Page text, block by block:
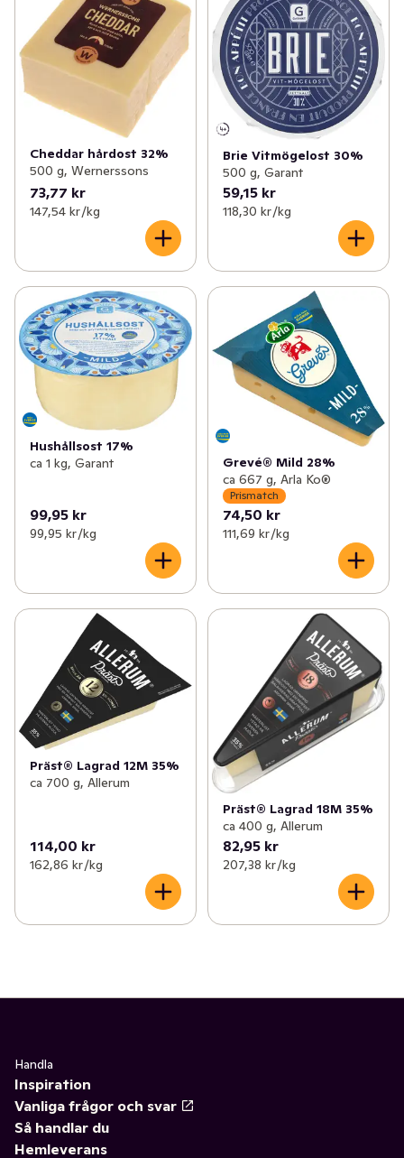
Cheddar hårdost 32%
500 g, Wernerssons
73,77 kr
147,54 kr /kg
Brie Vitmögelost 30%
500 g, Garant
59,15 kr
118,30 kr /kg
Hushållsost 17%
ca 1 kg, Garant
99,95 kr
99,95 kr /kg
Grevé® Mild 28%
ca 667 g, Arla Ko®
Prismatch
74,50 kr
111,69 kr /kg
Präst® Lagrad 12M 35%
ca 700 g, Allerum
114,00 kr
162,86 kr /kg
Präst® Lagrad 18M 35%
ca 400 g, Allerum
82,95 kr
207,38 kr /kg
Handla
Inspiration
Vanliga frågor och svar
Så handlar du
Hemleverans